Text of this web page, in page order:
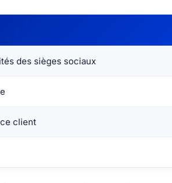
des sièges sociaux
client